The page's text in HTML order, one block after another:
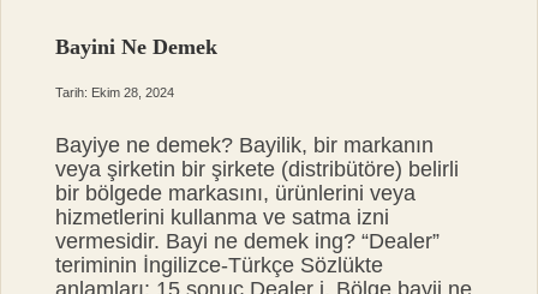
Bayini Ne Demek
Tarih: Ekim 28, 2024
Bayiye ne demek? Bayilik, bir markanın
veya şirketin bir şirkete (distribütöre) belirli
bir bölgede markasını, ürünlerini veya
hizmetlerini kullanma ve satma izni
vermesidir. Bayi ne demek ing? “Dealer”
teriminin İngilizce-Türkçe Sözlükte
anlamları: 15 sonuç Dealer i. Bölge bayii ne